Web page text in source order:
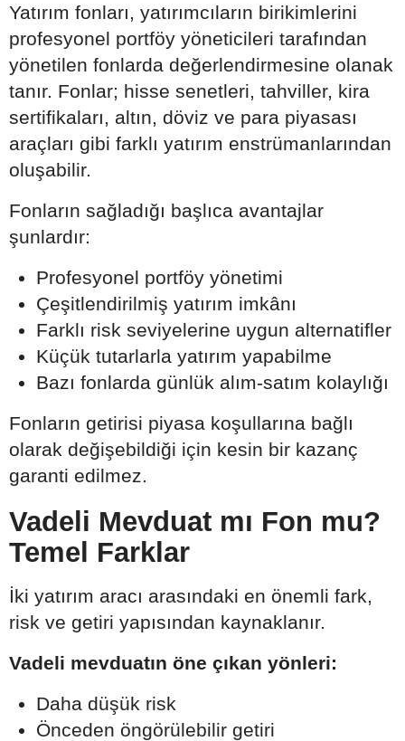
Yatırım fonları, yatırımcıların birikimlerini
profesyonel portföy yöneticileri tarafından
yönetilen fonlarda değerlendirmesine olanak
tanır. Fonlar; hisse senetleri, tahviller, kira
sertifikaları, altın, döviz ve para piyasası
araçları gibi farklı yatırım enstrümanlarından
oluşabilir.
Fonların sağladığı başlıca avantajlar
şunlardır:
Profesyonel portföy yönetimi
Çeşitlendirilmiş yatırım imkânı
Farklı risk seviyelerine uygun alternatifler
Küçük tutarlarla yatırım yapabilme
Bazı fonlarda günlük alım-satım kolaylığı
Fonların getirisi piyasa koşullarına bağlı
olarak değişebildiği için kesin bir kazanç
garanti edilmez.
Vadeli Mevduat mı Fon mu?
Temel Farklar
İki yatırım aracı arasındaki en önemli fark,
risk ve getiri yapısından kaynaklanır.
Vadeli mevduatın öne çıkan yönleri:
Daha düşük risk
Önceden öngörülebilir getiri